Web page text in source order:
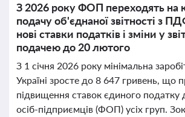
З 2026 року ФОП переходять на
подачу об'єднаної звітності з
нові ставки податків і зміни у
подачею до 20 лютого
З 1 січня 2026 року мінімальна
Україні зросте до 8 647 гривень, що
підвищення ставок єдиного податку
осіб-підприємців (ФОП) усіх груп.